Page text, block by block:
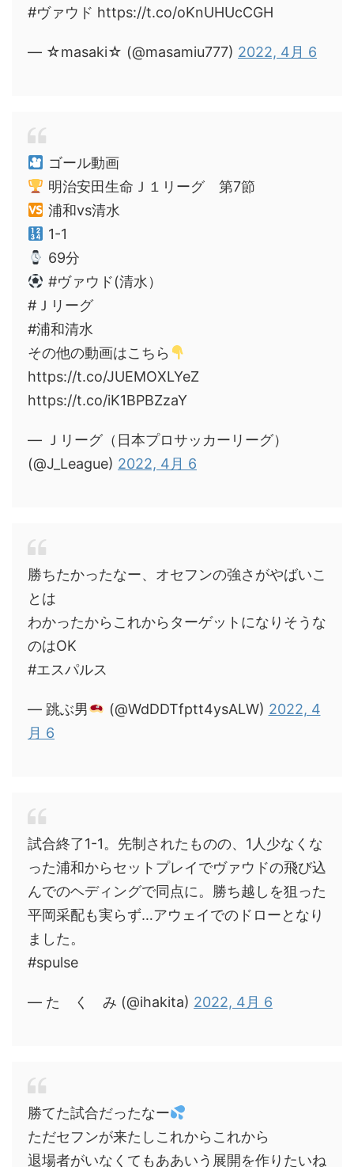
#ヴァウド https://t.co/oKnUHUcCGH
— ☆masaki☆ (@masamiu777) 2022, 4月 6
ゴール動画
明治安田生命Ｊ１リーグ 第7節
浦和vs清水
1-1
69分
#ヴァウド(清水）
#Ｊリーグ
#浦和清水
その他の動画はこちら
https://t.co/JUEMOXLYeZ
https://t.co/iK1BPBZzaY
— Ｊリーグ（日本プロサッカーリーグ）
(@J_League) 2022, 4月 6
勝ちたかったなー、オセフンの強さがやばいこ
とは
わかったからこれからターゲットになりそうな
のはOK
#エスパルス
— 跳ぶ男 (@WdDDTfptt4ysALW) 2022, 4
月 6
試合終了1-1。先制されたものの、1人少なくな
った浦和からセットプレイでヴァウドの飛び込
んでのヘディングで同点に。勝ち越しを狙った
平岡采配も実らず…アウェイでのドローとなり
ました。
#spulse
— た く み (@ihakita) 2022, 4月 6
勝てた試合だったなー
ただセフンが来たしこれからこれから
退場者がいなくてもああいう展開を作りたいね